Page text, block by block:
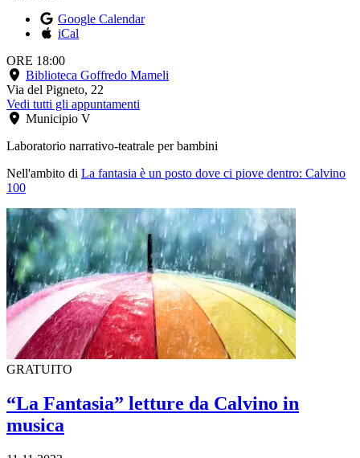
Google Calendar
iCal
ORE 18:00
Biblioteca Goffredo Mameli
Via del Pigneto, 22
Vedi tutti gli appuntamenti
Municipio V
Laboratorio narrativo-teatrale per bambini
Nell'ambito di La fantasia è un posto dove ci piove dentro: Calvino
100
GRATUITO
“La Fantasia” letture da Calvino in
musica